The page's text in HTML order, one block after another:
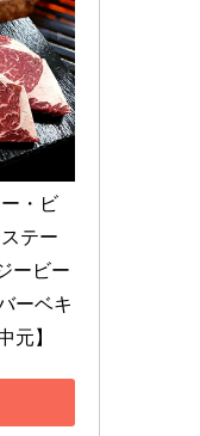
・ビ
テー
ービー
ーベキ
元】